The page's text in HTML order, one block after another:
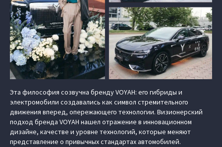
Эта философия созвучна бренду VOYAH: его гибриды и
электромобили создавались как символ стремительного
движения вперед, опережающего технологии. Визионерский
подход бренда VOYAH нашел отражение в инновационном
дизайне, качестве и уровне технологий, которые меняют
представление о привычных стандартах автомобилей.